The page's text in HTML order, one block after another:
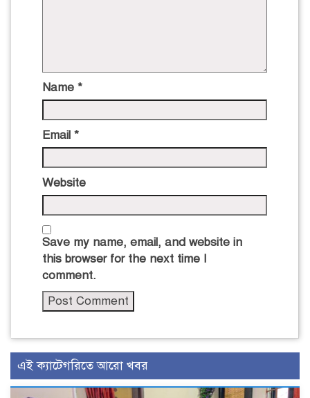
Name *
Email *
Website
Save my name, email, and website in
this browser for the next time I
comment.
এই ক্যাটেগরিতে আরো খবর